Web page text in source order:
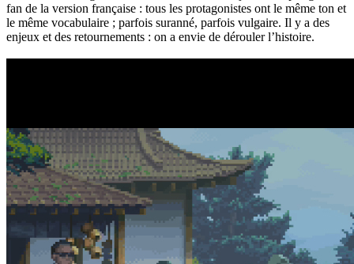
fan de la version française : tous les protagonistes ont le même ton et
le même vocabulaire ; parfois suranné, parfois vulgaire. Il y a des
enjeux et des retournements : on a envie de dérouler l’histoire.